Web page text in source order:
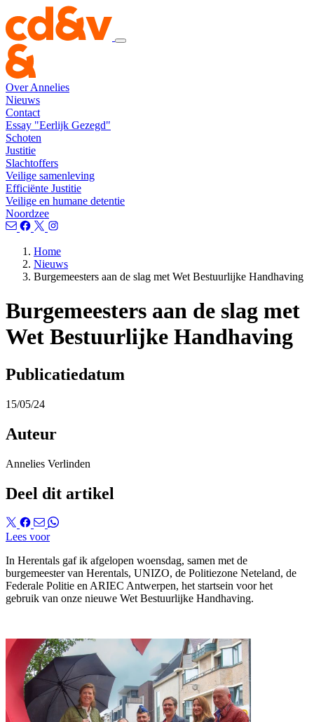
Over Annelies
Nieuws
Contact
Essay "Eerlijk Gezegd"
Schoten
Justitie
Slachtoffers
Veilige samenleving
Efficiënte Justitie
Veilige en humane detentie
Noordzee
Home
Nieuws
Burgemeesters aan de slag met Wet Bestuurlijke Handhaving
Burgemeesters aan de slag met
Wet Bestuurlijke Handhaving
Publicatiedatum
15/05/24
Auteur
Annelies Verlinden
Deel dit artikel
Lees voor
In Herentals gaf ik afgelopen woensdag, samen met de
burgemeester van Herentals, UNIZO, de Politiezone Neteland, de
Federale Politie en ARIEC Antwerpen, het startsein voor het
gebruik van onze nieuwe Wet Bestuurlijke Handhaving.